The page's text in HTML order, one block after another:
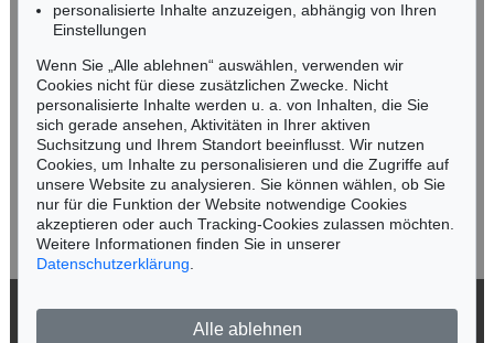
Keine Auktion mehr verpassen!
Wir informieren Sie rechtzeitig.
Jetzt zum Newsletter anmelden >
personalisierte Inhalte anzuzeigen, abhängig von Ihren
Einstellungen
Wenn Sie „Alle ablehnen“ auswählen, verwenden wir
Cookies nicht für diese zusätzlichen Zwecke. Nicht
personalisierte Inhalte werden u. a. von Inhalten, die Sie
sich gerade ansehen, Aktivitäten in Ihrer aktiven
Suchsitzung und Ihrem Standort beeinflusst. Wir nutzen
Cookies, um Inhalte zu personalisieren und die Zugriffe auf
unsere Website zu analysieren. Sie können wählen, ob Sie
nur für die Funktion der Website notwendige Cookies
akzeptieren oder auch Tracking-Cookies zulassen möchten.
Weitere Informationen finden Sie in unserer
Datenschutzerklärung
Alle ablehnen